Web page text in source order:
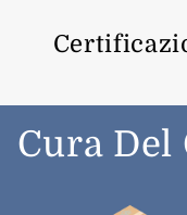
Cura Del